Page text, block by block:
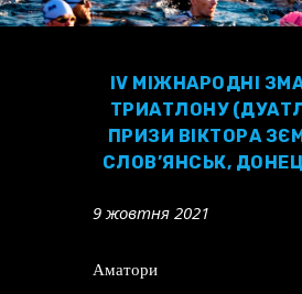
IV МІЖНАРОДНІ
ТРИАТЛОНУ
ПРИЗИ ВІКТОРА
СЛОВ’ЯНСЬК,
9 жовтня 2021
Аматори